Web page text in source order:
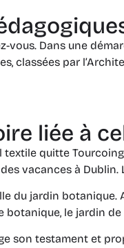
vous. Dans une
classées par
liée à
textile quitte
vacances à Dublin.
du jardin botanique.
botanique, le jardin
son testament et